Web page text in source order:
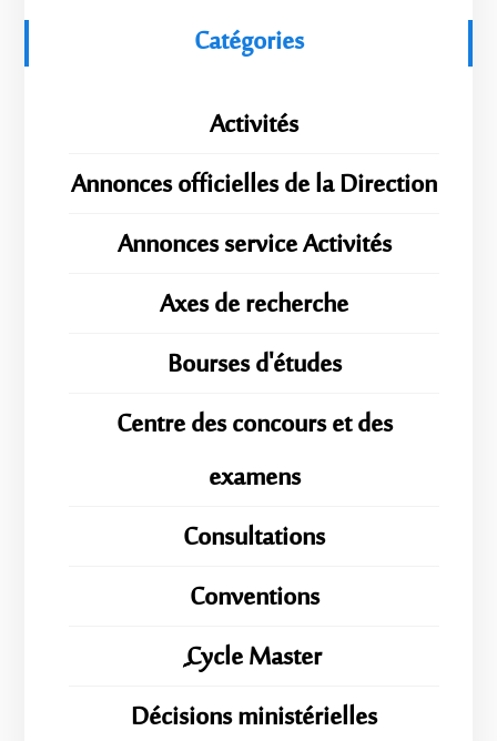
Catégories
Activités
Annonces officielles de la Direction
Annonces service Activités
Axes de recherche
Bourses d'études
Centre des concours et des
examens
Consultations
Conventions
ِِِCycle Master
Décisions ministérielles